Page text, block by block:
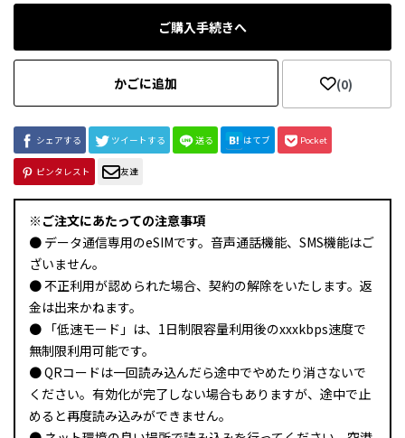
ご購入手続きへ
(0)
かごに追加
シェアする ツイートする 送る はてブ Pocket
ピンタレスト 友達
※ご注文にあたっての注意事項
● データ通信専用のeSIMです。音声通話機能、SMS機能はご
ざいません。
● 不正利用が認められた場合、契約の解除をいたします。返
金は出来かねます。
● 「低速モード」は、1日制限容量利用後のxxxkbps速度で
無制限利用可能です。
● QRコードは一回読み込んだら途中でやめたり消さないで
ください。有効化が完了しない場合もありますが、途中で止
めると再度読み込みができません。